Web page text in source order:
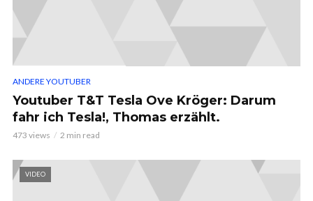
ANDERE YOUTUBER
Youtuber T&T Tesla Ove Kröger: Darum
fahr ich Tesla!, Thomas erzählt.
473 views 2 min read
VIDEO